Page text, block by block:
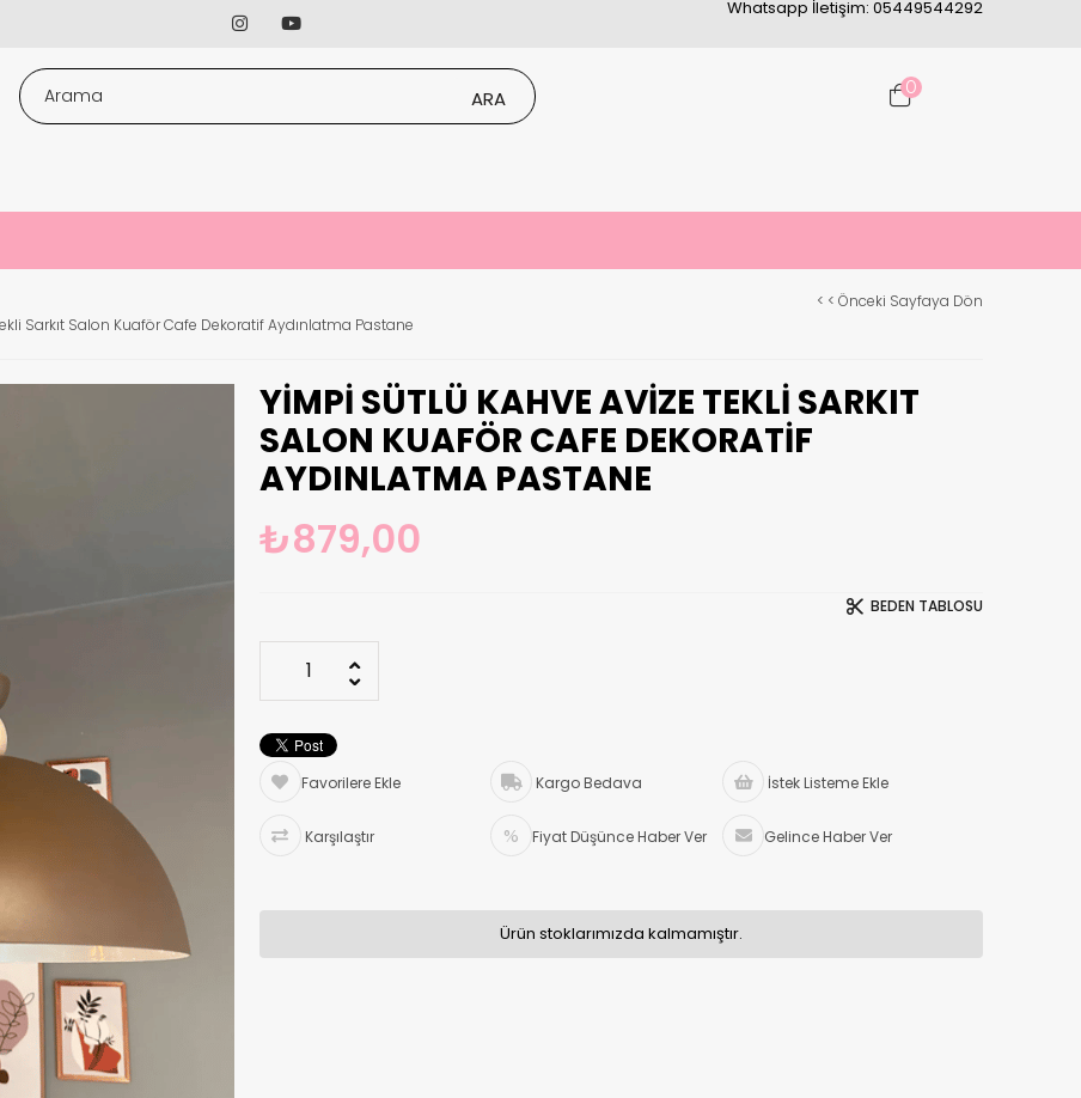
Whatsapp İletişim: 05449544292
0
Sarkıt Salon Kuaför Cafe Dekoratif Aydınlatma Pastane
< < Önceki Sayfaya Dön
YIMPI SÜTLÜ KAHVE AVIZE TEKLI SARKIT
SALON KUAFÖR CAFE DEKORATIF
AYDINLATMA PASTANE
₺879,00
BEDEN TABLOSU
Favorilere Ekle Kargo Bedava İstek Listeme Ekle
Karşılaştır Fiyat Düşünce Haber Ver Gelince Haber Ver
Ürün stoklarımızda kalmamıştır.